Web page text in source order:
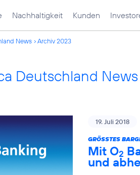
Nachhaltigkeit Kunden
News Archiv 2023
Deutschland
19. Juli 2018
GRÖSSTES
Mit O2
und